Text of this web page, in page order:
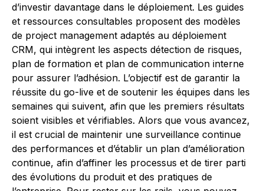
d’investir davantage dans le déploiement. Les guides
et ressources consultables proposent des modèles
de project management adaptés au déploiement
CRM, qui intègrent les aspects détection de risques,
plan de formation et plan de communication interne
pour assurer l’adhésion. L’objectif est de garantir la
réussite du go-live et de soutenir les équipes dans les
semaines qui suivent, afin que les premiers résultats
soient visibles et vérifiables. Alors que vous avancez,
il est crucial de maintenir une surveillance continue
des performances et d’établir un plan d’amélioration
continue, afin d’affiner les processus et de tirer parti
des évolutions du produit et des pratiques de